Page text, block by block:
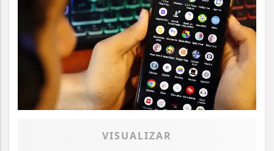
VISUALIZAR